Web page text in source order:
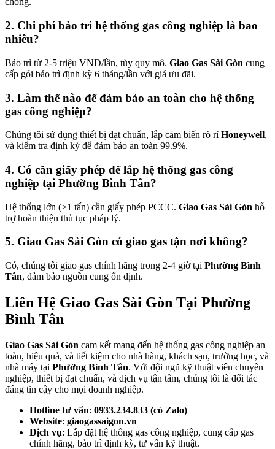
2. Chi phí bảo trì hệ thống gas công nghiệp là bao
nhiêu?
Bảo trì từ 2-5 triệu VNĐ/lần, tùy quy mô. Giao Gas Sài Gòn cung
cấp gói bảo trì định kỳ 6 tháng/lần với giá ưu đãi.
3. Làm thế nào để đảm bảo an toàn cho hệ thống
gas công nghiệp?
Chúng tôi sử dụng thiết bị đạt chuẩn, lắp cảm biến rò rỉ Honeywell,
và kiểm tra định kỳ để đảm bảo an toàn 99.9%.
4. Có cần giấy phép để lắp hệ thống gas công
nghiệp tại Phường Bình Tân?
Hệ thống lớn (>1 tấn) cần giấy phép PCCC. Giao Gas Sài Gòn hỗ
trợ hoàn thiện thủ tục pháp lý.
5. Giao Gas Sài Gòn có giao gas tận nơi không?
Có, chúng tôi giao gas chính hãng trong 2-4 giờ tại Phường Bình
Tân, đảm bảo nguồn cung ổn định.
Liên Hệ Giao Gas Sài Gòn Tại Phường
Bình Tân
Giao Gas Sài Gòn cam kết mang đến hệ thống gas công nghiệp an
toàn, hiệu quả, và tiết kiệm cho nhà hàng, khách sạn, trường học, và
nhà máy tại Phường Bình Tân. Với đội ngũ kỹ thuật viên chuyên
nghiệp, thiết bị đạt chuẩn, và dịch vụ tận tâm, chúng tôi là đối tác
đáng tin cậy cho mọi doanh nghiệp.
Hotline tư vấn: 0933.234.833 (có Zalo)
Website: giaogassaigon.vn
Dịch vụ: Lắp đặt hệ thống gas công nghiệp, cung cấp gas
chính hãng, bảo trì định kỳ, tư vấn kỹ thuật.